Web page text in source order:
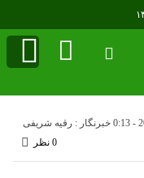
خبرنگار : رقیه شریفی
0 نظر